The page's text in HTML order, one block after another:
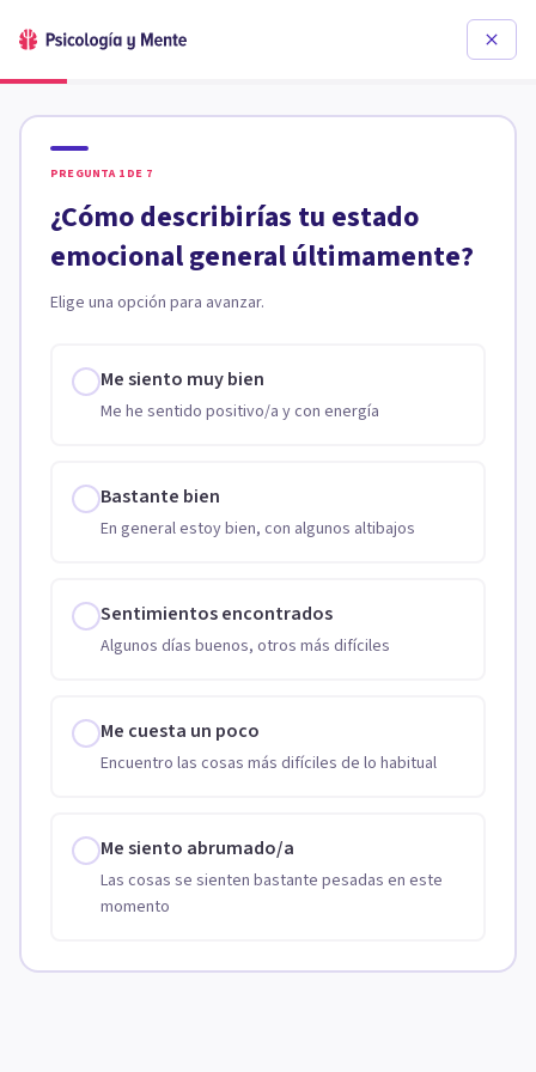
PREGUNTA 1 DE 7
¿Cómo describirías tu estado
emocional general últimamente?
Elige una opción para avanzar.
Me siento muy bien
Me he sentido positivo/a y con energía
Bastante bien
En general estoy bien, con algunos altibajos
Sentimientos encontrados
Algunos días buenos, otros más difíciles
Me cuesta un poco
Encuentro las cosas más difíciles de lo habitual
Me siento abrumado/a
Las cosas se sienten bastante pesadas en este
momento